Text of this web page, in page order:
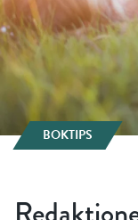
BOKTIPS